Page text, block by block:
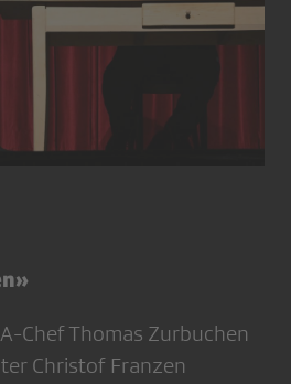
Chef Thomas Zurbuchen
Christof Franzen